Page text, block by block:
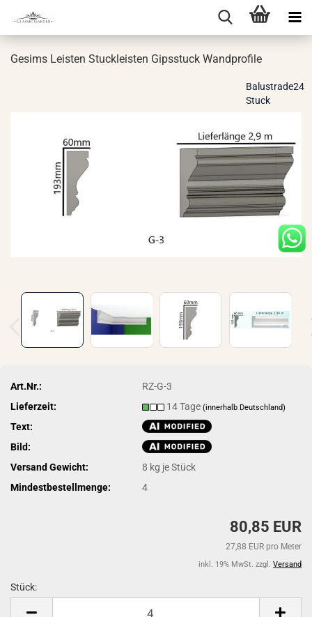
Ge­sims Leis­ten Stuck­leis­ten Gips­stuck Wand­pro­fi­le
Balustrade24
Stuck
Art.Nr.:
RZ-G-3
Lieferzeit:
14 Tage(innerhalb Deutschland)
Text:
Bild:
Versand Gewicht:
8 kg je Stück
Mindestbestellmenge:
4
80,85 EUR
27,88 EUR pro Meter
inkl. 19% MwSt. zzgl. Versand
Stück: